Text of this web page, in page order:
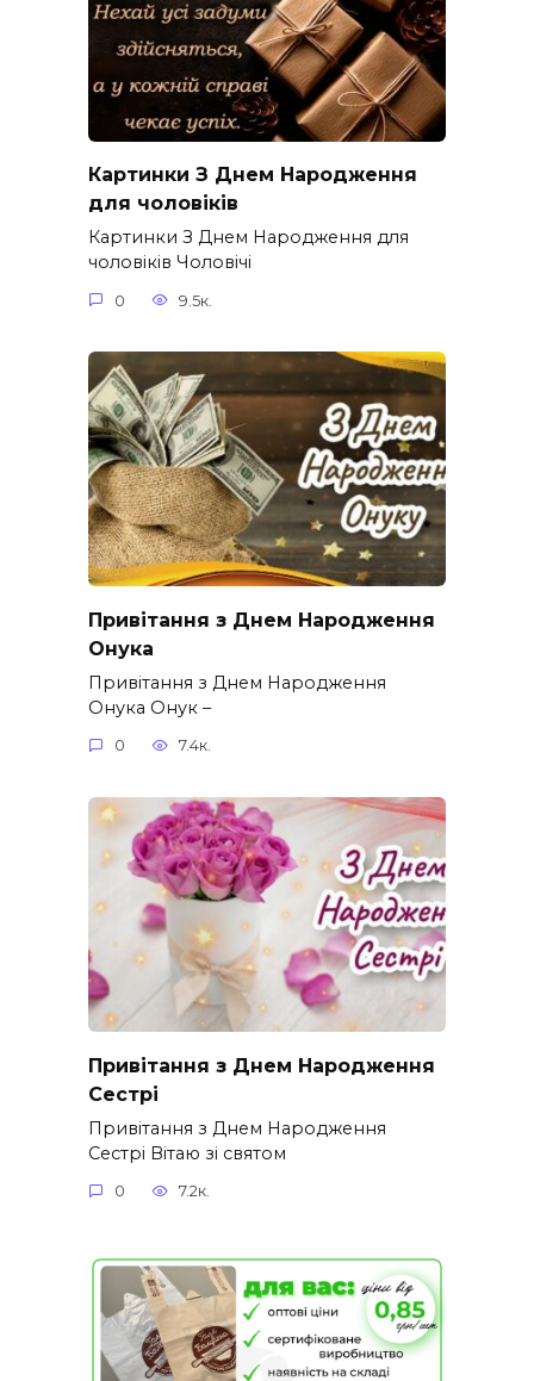
Картинки З Днем Народження
для чоловіків​
Картинки З Днем Народження для
чоловіків​ Чоловічі
0 9.5к.
Привітання з Днем Народження
Онука
Привітання з Днем Народження
Онука Онук –
0 7.4к.
Привітання з Днем Народження
Сестрі
Привітання з Днем Народження
Сестрі Вітаю зі святом
0 7.2к.